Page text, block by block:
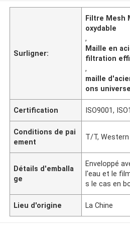
Surligner:
Filtre Mesh
oxydable
,
Maille en
filtration
,
maille
ons
Certification ISO9001,
Conditions de pai
ement
T/T, Western
Détails d'emballa
ge
Enveloppé
l'eau et le
s le cas en
Lieu d'origine La Chine